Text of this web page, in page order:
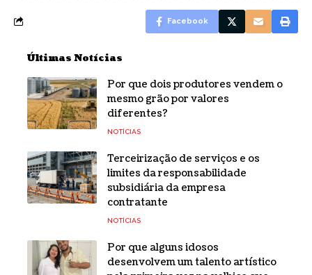
Facebook
Últimas Notícias
Por que dois produtores vendem o
mesmo grão por valores
diferentes?
NOTÍCIAS
Terceirização de serviços e os
limites da responsabilidade
subsidiária da empresa
contratante
NOTÍCIAS
Por que alguns idosos
desenvolvem um talento artístico